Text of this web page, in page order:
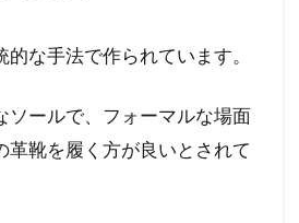
な手法で作られています。
ソールで、フォーマルな場面
革靴を履く方が良いとされて